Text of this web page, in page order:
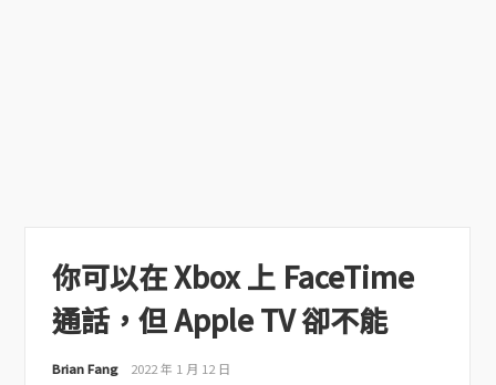
你可以在 Xbox 上 FaceTime
通話，但 Apple TV 卻不能
Brian Fang 2022 年 1 月 12 日